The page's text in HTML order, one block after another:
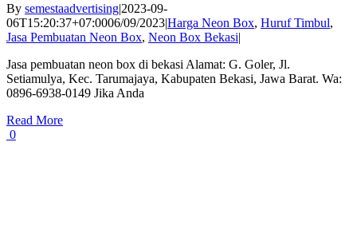
By semestaadvertising|2023-09-
06T15:20:37+07:0006/09/2023|Harga Neon Box, Huruf Timbul,
Jasa Pembuatan Neon Box, Neon Box Bekasi|
Jasa pembuatan neon box di bekasi Alamat: G. Goler, Jl.
Setiamulya, Kec. Tarumajaya, Kabupaten Bekasi, Jawa Barat. Wa:
0896-6938-0149 Jika Anda
Read More
0